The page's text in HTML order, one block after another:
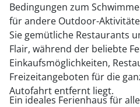
Bedingungen zum
für andere Outdoor-
Sie gemütliche Restaurants
Flair, während der beliebte
Einkaufsmöglichkeiten,
Freizeitangeboten für die
Autofahrt entfernt liegt.
Ein ideales Ferienhaus für